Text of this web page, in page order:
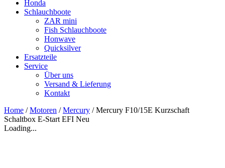
Honda
Schlauchboote
ZAR mini
Fish Schlauchboote
Honwave
Quicksilver
Ersatzteile
Service
Über uns
Versand & Lieferung
Kontakt
Home /Motoren /Mercury / Mercury F10/15E Kurzschaft
Schaltbox E-Start EFI Neu
Loading...